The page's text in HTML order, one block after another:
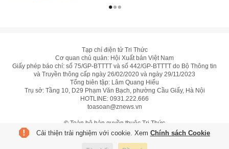
Tạp chí điện tử Tri Thức
Cơ quan chủ quản: Hội Xuất bản Việt Nam
Giấy phép báo chí: số 75/GP-BTTTT và số 442/GP-BTTTT do Bộ Thông tin
và Truyền thông cấp ngày 26/02/2020 và ngày 29/11/2023
Tổng biên tập: Lâm Quang Hiếu
Trụ sở: Tầng 10, D29 Phạm Văn Bạch, phường Cầu Giấy, Hà Nội
HOTLINE: 0931.222.666
toasoan@znews.vn
© Toàn bộ bản quyền thuộc Tri Thức
Cải thiện trải nghiệm với cookie. Xem Chính sách Cookie